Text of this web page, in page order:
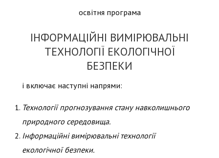
освітня програма
ІНФОРМАЦІЙНІ ВИМІРЮВАЛЬНІ
ТЕХНОЛОГІЇ ЕКОЛОГІЧНОЇ
БЕЗПЕКИ
і включає наступні напрями:
Технології прогнозування стану навколишнього
природного середовища.
Інформаційні вимірювальні технології
екологічної безпеки.